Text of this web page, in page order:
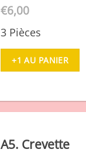
€6,00
3 Pièces
+1 AU PANIER
A5. Crevette